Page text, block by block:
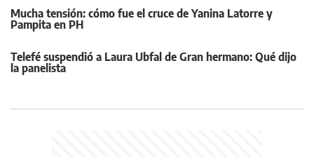
Mucha tensión: cómo fue el cruce de Yanina Latorre y
Pampita en PH
Telefé suspendió a Laura Ubfal de Gran hermano: Qué dijo
la panelista